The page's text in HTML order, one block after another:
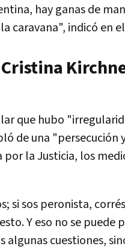
hay ganas de
caravana", indicó en
que hubo
de una "persecución
la Justicia, los
si sos peronista,
Y eso no se puede
algunas cuestiones,